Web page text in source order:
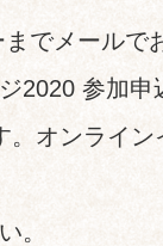
でメールで
2020 参加
。オンライ
。